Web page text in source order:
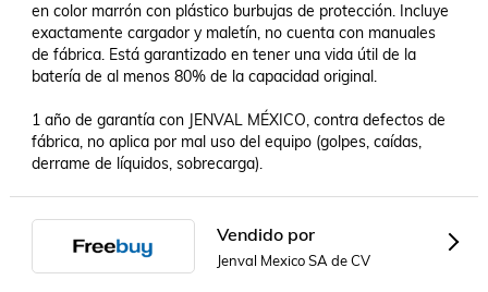
en color marrón con plástico burbujas de protección. Incluye
exactamente cargador y maletín, no cuenta con manuales
de fábrica. Está garantizado en tener una vida útil de la
batería de al menos 80% de la capacidad original.
1 año de garantía con JENVAL MÉXICO, contra defectos de
fábrica, no aplica por mal uso del equipo (golpes, caídas,
derrame de líquidos, sobrecarga).
Vendido por
Jenval Mexico SA de CV